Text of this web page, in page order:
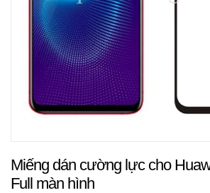
Miếng dán cường lực cho
Full màn hình